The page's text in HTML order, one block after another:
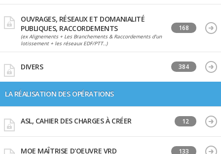
OUVRAGES, RÉSEAUX ET DOMANIALITÉ
PUBLIQUES, RACCORDEMENTS
(ex Alignements + Les Branchements & Raccordements d’un
lotissement + les réseaux EDF/PTT..)
168
DIVERS 384
LA RÉALISATION DES OPÉRATIONS
ASL, CAHIER DES CHARGES À CRÉER 12
MOE MAÎTRISE D'OEUVRE VRD 133